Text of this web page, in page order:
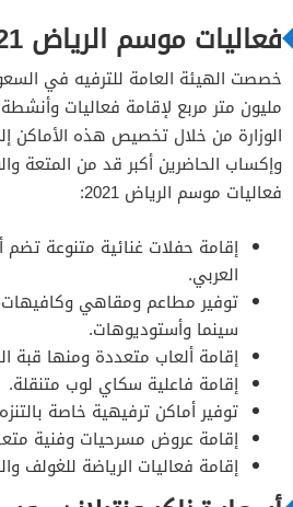
فعاليات موسم الرياض 2021
مليون متر مربع لإقامة فعاليات
الوزارة من خلال تخصيص هذه الأماكن
وإكساب الحاضرين أكبر قد من المتعة
فعاليات موسم الرياض 2021:
إقامة حفلات غنائية متنوعة
العربي.
توفير مطاعم ومقاهي
سينما وأستوديوهات.
إقامة ألعاب متعددة ومنها قبة
إقامة فاعلية سكاي لوب متنقلة.
توفير أماكن ترفيهية خاصة
إقامة عروض مسرحيات وفنية
إقامة فعاليات الرياضة للغولف